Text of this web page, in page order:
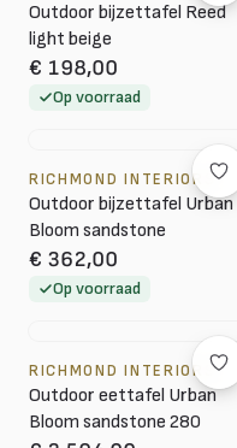
Outdoor bijzettafel Reed
light beige
€ 198,00
Op voorraad
RICHMOND INTERIORS
Outdoor bijzettafel Urban
Bloom sandstone
€ 362,00
Op voorraad
RICHMOND INTERIORS
Outdoor eettafel Urban
Bloom sandstone 280